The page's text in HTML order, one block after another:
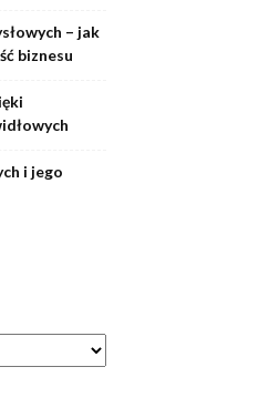
– jak
biznesu
i jego